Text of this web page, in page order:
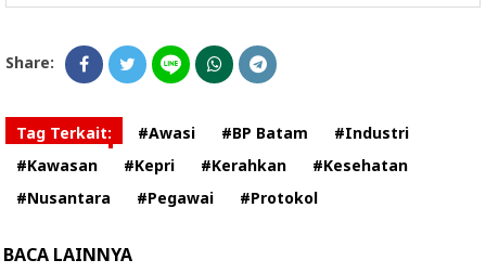
Share:
Tag Terkait: #Awasi #BP Batam
#Industri
#Kawasan
#Kepri #Kerahkan
#Kesehatan
#Nusantara
#Pegawai #Protokol
BACA LAINNYA